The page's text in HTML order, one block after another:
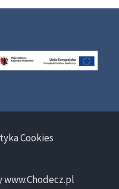
Cookies
www.Chodecz.pl